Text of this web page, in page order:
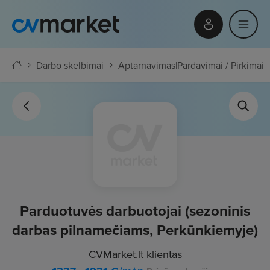
Darbo skelbimai Aptarnavimas|Pardavimai / Pirkimai
Parduotuvės darbuotojai (sezoninis
darbas pilnamečiams, Perkūnkiemyje)
CVMarket.lt klientas